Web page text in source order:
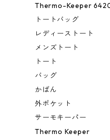
Thermo-Keeper
トートバッグ
レディーストート
メンズトート
トート
バッグ
かばん
外ポケット
サーモキーパー
Thermo Keeper